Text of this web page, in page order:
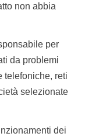
non abbia
per
da problemi
telefoniche, reti
selezionate
dei